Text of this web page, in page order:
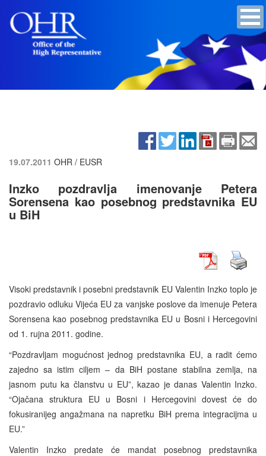
19.07.2011 OHR / EUSR
Inzko pozdravlja imenovanje Petera
Sorensena kao posebnog predstavnika EU
u BiH
Visoki predstavnik i posebni predstavnik EU Valentin Inzko toplo je
pozdravio odluku Vijeća EU za vanjske poslove da imenuje Petera
Sorensena kao posebnog predstavnika EU u Bosni i Hercegovini
od 1. rujna 2011. godine.
“Pozdravljam mogućnost jednog predstavnika EU, a radit ćemo
zajedno sa istim ciljem – da BiH postane stabilna zemlja, na
jasnom putu ka članstvu u EU”, kazao je danas Valentin Inzko.
“Ojačana struktura EU u Bosni i Hercegovini dovest će do
fokusiranijeg angažmana na napretku BiH prema integracijma u
EU.”
Valentin Inzko predate će mandat posebnog predstavnika